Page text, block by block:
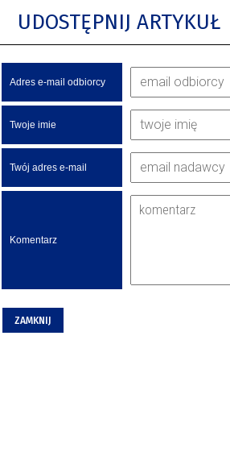
UDOSTĘPNIJ ARTYKUŁ
Adres e-mail odbiorcy
Twoje imie
Twój adres e-mail
Komentarz